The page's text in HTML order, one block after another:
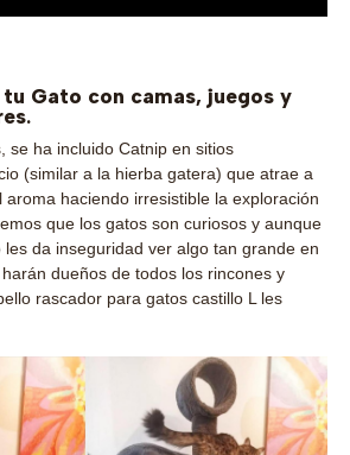
tu Gato con camas, juegos y
.
se ha incluido Catnip en sitios
(similar a la hierba gatera) que atrae a
aroma haciendo irresistible la exploración
que los gatos son curiosos y aunque
da inseguridad ver algo tan grande en
dueños de todos los rincones y
rascador para gatos castillo L les